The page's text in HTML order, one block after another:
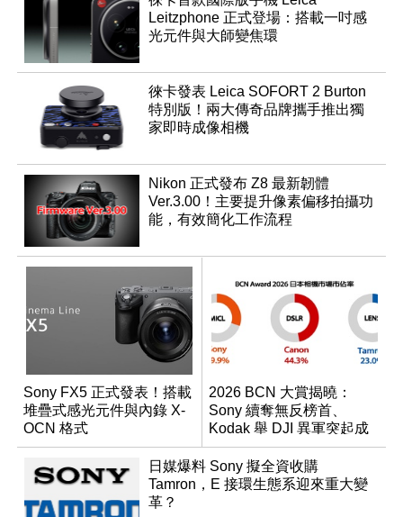
Leitzphone 正式登場：搭載一吋感
光元件與大師變焦環
徠卡發表 Leica SOFORT 2 Burton
特別版！兩大傳奇品牌攜手推出獨
家即時成像相機
Nikon 正式發布 Z8 最新韌體
Ver.3.00！主要提升像素偏移拍攝功
能，有效簡化工作流程
Sony FX5 正式發表！搭載
堆疊式感光元件與內錄 X-
OCN 格式
2026 BCN 大賞揭曉：
Sony 續奪無反榜首、
Kodak 舉 DJI 異軍突起成
為市場新贏家
日媒爆料 Sony 擬全資收購
Tamron，E 接環生態系迎來重大變
革？